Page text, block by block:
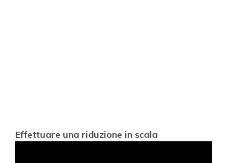
Effettuare una riduzione in scala